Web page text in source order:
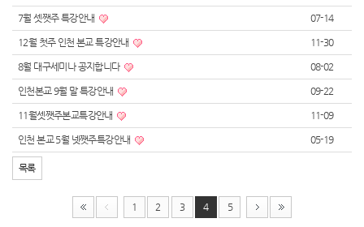
7월 셋쨋주 특강안내 07-14
12월 첫주 인천 본교 특강안내 11-30
8월 대구세미나 공지합니다 08-02
인천본교 9월 말 특강안내 09-22
11월셋쨋주본교특강안내 11-09
인천 본교 5월 넷쨋주특강안내 05-19
목록
1 2 3 4 5